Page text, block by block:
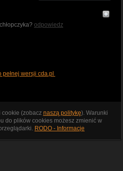
odpowiedz
pełnej wersji cda.pl
cookie (zobacz naszą politykę). Warunki
do plików cookies możesz zmienić w
RODO - Informacje